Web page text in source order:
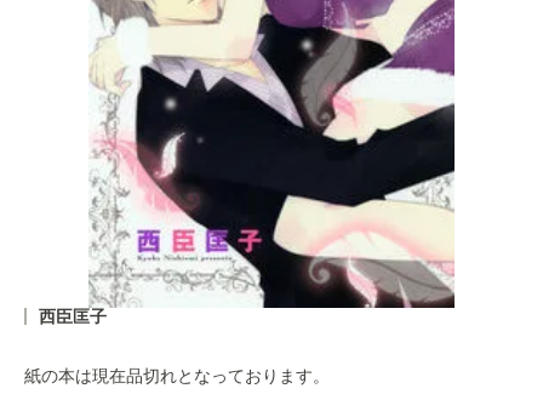
西臣匡子
紙の本は現在品切れとなっております。